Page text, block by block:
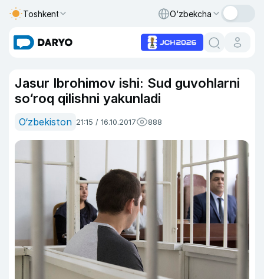
Toshkent O‘zbekcha
Jasur Ibrohimov ishi: Sud guvohlarni
so‘roq qilishni yakunladi
O‘zbekiston 21:15 / 16.10.2017 888